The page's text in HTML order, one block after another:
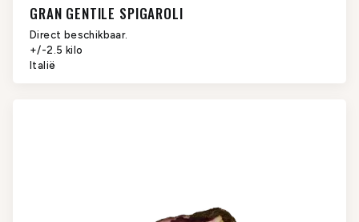
GRAN GENTILE SPIGAROLI
Direct beschikbaar.
+/-2.5 kilo
Italië